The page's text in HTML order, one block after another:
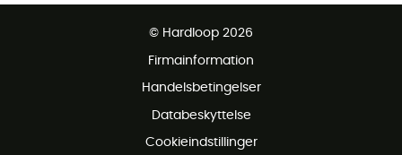
© Hardloop 2026
Firmainformation
Handelsbetingelser
Databeskyttelse
Cookieindstillinger